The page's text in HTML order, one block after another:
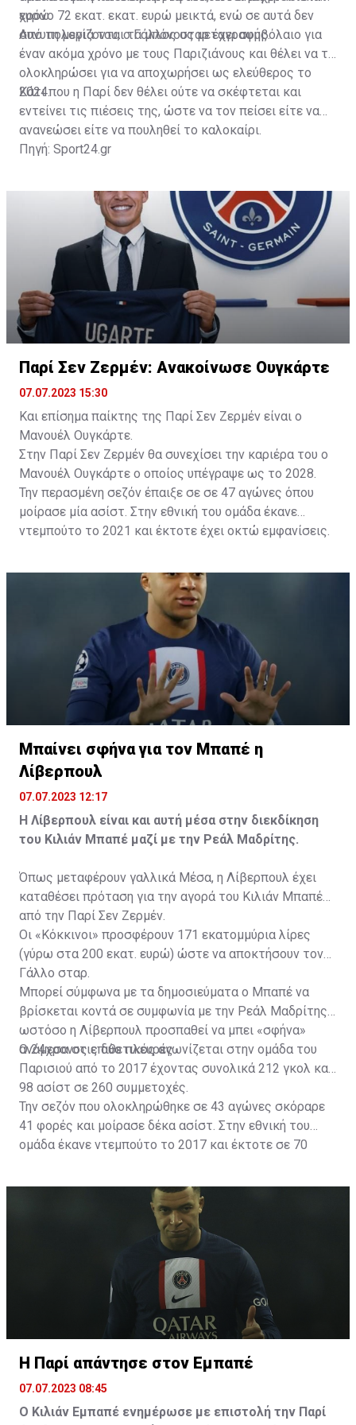
ευρώ.
χρόνο 72 εκατ. εκατ. ευρώ μεικτά, ενώ σε αυτά δεν
συνυπολογίζονται τα μπόνους μεταγραφής.
Από τη μεριά του, ο Γάλλος σταρ έχει συμβόλαιο για
έναν ακόμα χρόνο με τους Παριζιάνους και θέλει να το
ολοκληρώσει για να αποχωρήσει ως ελεύθερος το
2024.
Κάτι που η Παρί δεν θέλει ούτε να σκέφτεται και
εντείνει τις πιέσεις της, ώστε να τον πείσει είτε να
ανανεώσει είτε να πουληθεί το καλοκαίρι.
Πηγή: Sport24.gr
Παρί Σεν Ζερμέν: Ανακοίνωσε Ουγκάρτε
07.07.2023 15:30
Και επίσημα παίκτης της Παρί Σεν Ζερμέν είναι ο
Μανουέλ Ουγκάρτε.
Στην Παρί Σεν Ζερμέν θα συνεχίσει την καριέρα του ο
Μανουέλ Ουγκάρτε ο οποίος υπέγραψε ως το 2028.
Τα προηγούμενα τρία χρόνια, ο 22χρονος
Ουρουγουανός χαφ αγωνιζόταν στην Σπόρτινγκ
Λισαβόνας με την οποία κατέγραψε 85 συμμετοχές με
ένα γκολ και τρεις ασίστ.
Την περασμένη σεζόν έπαιξε σε σε 47 αγώνες όπου
μοίρασε μία ασίστ. Στην εθνική του ομάδα έκανε
ντεμπούτο το 2021 και έκτοτε έχει οκτώ εμφανίσεις.
Μπαίνει σφήνα για τον Μπαπέ η
Λίβερπουλ
07.07.2023 12:17
Η Λίβερπουλ είναι και αυτή μέσα στην διεκδίκηση
του Κιλιάν Μπαπέ μαζί με την Ρεάλ Μαδρίτης.
Όπως μεταφέρουν γαλλικά Μέσα, η Λίβερπουλ έχει
καταθέσει πρόταση για την αγορά του Κιλιάν Μπαπέ
από την Παρί Σεν Ζερμέν.
Οι «Κόκκινοι» προσφέρουν 171 εκατομμύρια λίρες
(γύρω στα 200 εκατ. ευρώ) ώστε να αποκτήσουν τον
Γάλλο σταρ.
Μπορεί σύμφωνα με τα δημοσιεύματα ο Μπαπέ να
βρίσκεται κοντά σε συμφωνία με την Ρεάλ Μαδρίτης
ωστόσο η Λίβερπουλ προσπαθεί να μπει «σφήνα»
ανάμεσα στις δύο πλευρές.
Ο 24χρονος επιθετικός αγωνίζεται στην ομάδα του
Παρισιού από το 2017 έχοντας συνολικά 212 γκολ και
98 ασίστ σε 260 συμμετοχές.
Την σεζόν που ολοκληρώθηκε σε 43 αγώνες σκόραρε
41 φορές και μοίρασε δέκα ασίστ. Στην εθνική του
ομάδα έκανε ντεμπούτο το 2017 και έκτοτε σε 70
Η Παρί απάντησε στον Εμπαπέ
07.07.2023 08:45
Ο Κιλιάν Εμπαπέ ενημέρωσε με επιστολή την Παρί